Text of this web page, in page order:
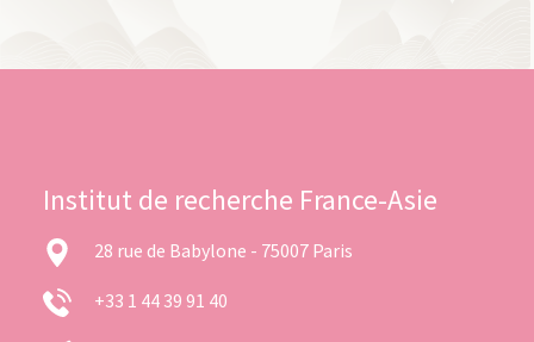
Institut de recherche France-Asie
28 rue de Babylone - 75007 Paris
+33 1 44 39 91 40